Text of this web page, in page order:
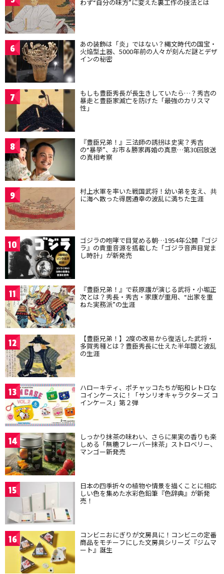
わず“自分の味方”に変えた裏工作の技法とは
6 あの装飾は「炎」ではない？縄文時代の国宝・
火焔型土器、5000年前の人々が刻んだ謎とデザ
インの秘密
7 もしも豊臣秀長が長生きしていたら…？秀吉の
暴走と豊臣家滅亡を防げた「最強のカリスマ
性」
8 『豊臣兄弟！』三法師の誘拐は史実？秀吉
の“暴挙”、お市＆勝家再婚の真意…第30回放送
の真相考察
9 村上水軍を率いた戦国武将！幼い弟を支え、共
に海へ散った得居通幸の波乱に満ちた生涯
10 ゴジラの咆哮で目覚める朝…1954年公開『ゴジ
ラ』の貴重音源を搭載した「ゴジラ音声目覚ま
し時計」が新発売
11 『豊臣兄弟！』で萩原護が演じる武将・小堀正
次とは？秀長・秀吉・家康が重用、“出家を重
ねた実務派”の生涯
12 【豊臣兄弟！】2度の改易から復活した武将・
多賀秀種とは？豊臣秀長に仕えた半年間と波乱
の生涯
13 ハローキティ、ポチャッコたちが昭和レトロな
コインケースに！「サンリオキャラクターズ コ
インケース」第２弾
14 しっかり抹茶の味わい、さらに果実の香りも楽
しめる「無糖フレーバー抹茶」ストロベリー、
マンゴー新発売
15 日本の四季折々の植物や情景を描くことに相応
しい色を集めた水彩色鉛筆『色辞典』が新発
売！
16 コンビニおにぎりが文房具に！コンビニの定番
商品をモチーフにした文房具シリーズ『ジムマ
ート』誕生